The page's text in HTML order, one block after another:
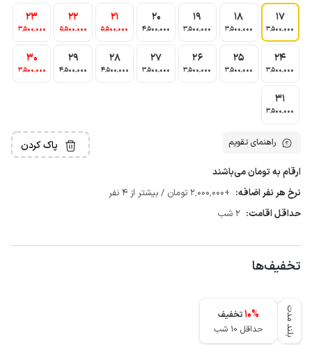
17
3٬500٬000
18
3٬500٬000
19
3٬500٬000
20
4٬500٬000
21
5٬500٬000
22
5٬500٬000
23
3٬500٬000
24
3٬500٬000
25
3٬500٬000
26
3٬500٬000
27
3٬500٬000
28
4٬500٬000
29
4٬500٬000
30
3٬500٬000
31
3٬500٬000
راهنمای تقویم پاک کردن
ارقام به تومان می‌باشند
نرخ هر نفر اضافه: +2٬000٬000 تومان / بیشتر از 4 نفر
حداقل اقامت: 2 شب
تخفیف‌ها
بلند مدت 10%
تخفیف
حداقل 10 شب